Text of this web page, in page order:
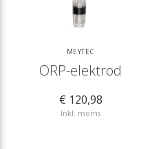
MEYTEC
ORP-elektrod
€ 120,98
Inkl. moms